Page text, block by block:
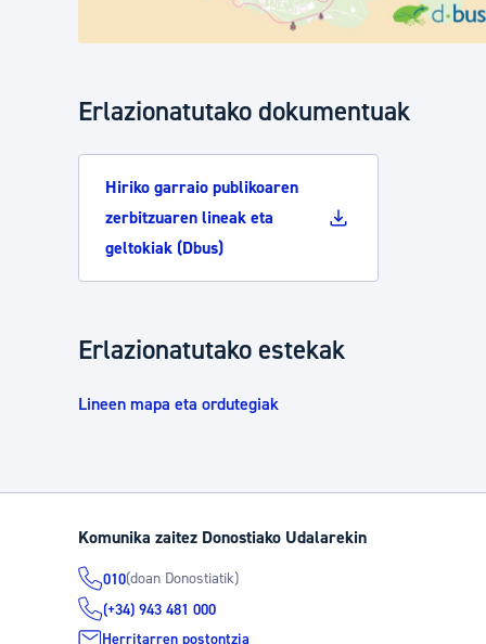
Erlazionatutako dokumentuak
Hiriko garraio publikoaren
zerbitzuaren lineak eta
geltokiak (Dbus)
Erlazionatutako estekak
Lineen mapa eta ordutegiak
Komunika zaitez Donostiako Udalarekin
010(doan Donostiatik)
(+34) 943 481 000
Herritarren postontzia